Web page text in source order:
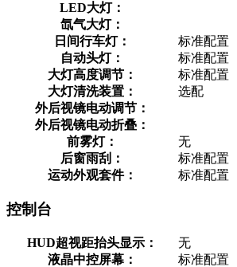
LED大灯：
氙气大灯：
日间行车灯：
标准配置
自动头灯：
标准配置
大灯高度调节：
标准配置
大灯清洗装置：
选配
外后视镜电动调节：
外后视镜电动折叠：
前雾灯：
无
后窗雨刮：
标准配置
运动外观套件：
标准配置
控制台
HUD超视距抬头显示：
无
液晶中控屏幕：
标准配置